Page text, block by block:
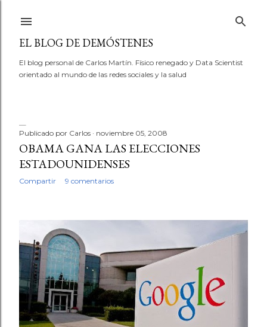
EL BLOG DE DEMÓSTENES
El blog personal de Carlos Martín. Físico renegado y Data Scientist
orientado al mundo de las redes sociales y la salud
E
n
a
d
a
s
Publicado por Carlos noviembre 05, 2008
OBAMA GANA LAS ELECCIONES
ESTADOUNIDENSES
Compartir 9 comentarios